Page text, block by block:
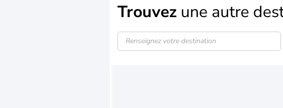
Trouvez une autre